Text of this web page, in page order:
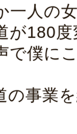
一人の
が180
で僕に
の事業